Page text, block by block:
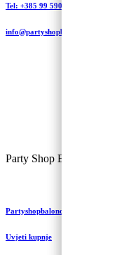
Tel: +385 99 590 2450
info@partyshopbaloncic.hr
Party Shop Balončić, obrt ©
Partyshopbaloncic.hr
Uvjeti kupnje